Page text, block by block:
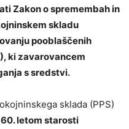
Zakon o spremembah in
skladu
pooblaščenih
ki zavarovancem
s sredstvi.
sklada (PPS)
letom starosti